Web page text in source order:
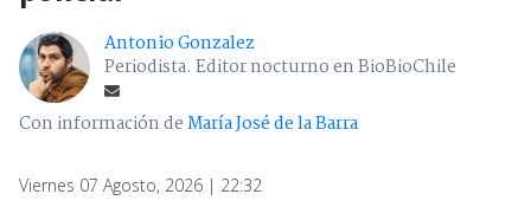
Antonio Gonzalez
Periodista. Editor nocturno en BioBioChile
Con información deMaría José de la Barra
Viernes 07 Agosto, 2026 | 22:32